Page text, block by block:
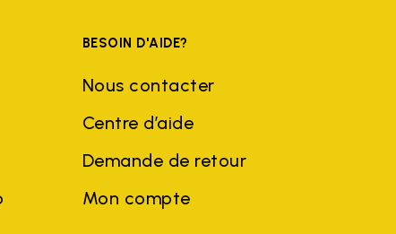
BESOIN D'AIDE?
Nous contacter
Centre d’aide
Demande de retour
Mon compte